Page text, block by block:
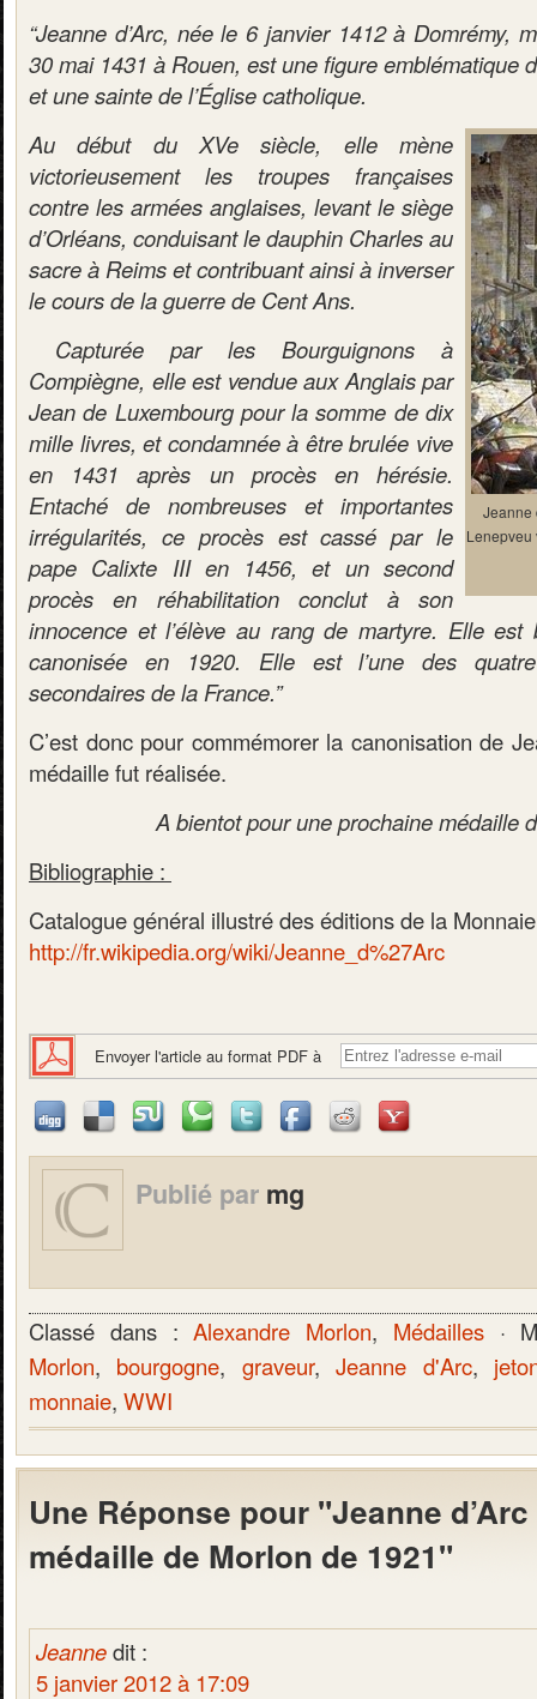
“Jeanne d’Arc, née le 6 janvier 1412 à Domrémy,
30 mai 1431 à Rouen, est une figure emblématique
et une sainte de l’Église catholique.
Jeanne
Lenepveu
Au début du XVe siècle, elle mène
victorieusement les troupes françaises
contre les armées anglaises, levant le siège
d’Orléans, conduisant le dauphin Charles au
sacre à Reims et contribuant ainsi à inverser
le cours de la guerre de Cent Ans.
Capturée par les Bourguignons à
Compiègne, elle est vendue aux Anglais par
Jean de Luxembourg pour la somme de dix
mille livres, et condamnée à être brulée vive
en 1431 après un procès en hérésie.
Entaché de nombreuses et importantes
irrégularités, ce procès est cassé par le
pape Calixte III en 1456, et un second
procès en réhabilitation conclut à son
innocence et l’élève au rang de martyre. Elle
canonisée en 1920. Elle est l’une des
secondaires de la France.”
C’est donc pour commémorer la canonisation de
médaille fut réalisée.
A bientot pour une prochaine médaille
Bibliographie :
Catalogue général illustré des éditions de la
http://fr.wikipedia.org/wiki/Jeanne_d%27Arc
Envoyer l'article au format PDF à
Publié par mg
Classé dans :Alexandre Morlon, Médailles·
Morlon, bourgogne, graveur,Jeanne d'Arc,
monnaie, WWI
Une Réponse pour "Jeanne
médaille de Morlon de 1921"
Jeannedit :
5 janvier 2012 à 17:09